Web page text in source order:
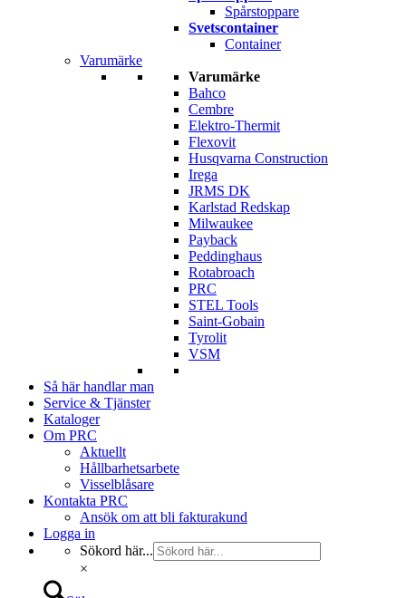
Spårstoppare
Svetscontainer
Container
Varumärke
Varumärke
Bahco
Cembre
Elektro-Thermit
Flexovit
Husqvarna Construction
Irega
JRMS DK
Karlstad Redskap
Milwaukee
Payback
Peddinghaus
Rotabroach
PRC
STEL Tools
Saint-Gobain
Tyrolit
VSM
Så här handlar man
Service & Tjänster
Kataloger
Om PRC
Aktuellt
Hållbarhetsarbete
Visselblåsare
Kontakta PRC
Ansök om att bli fakturakund
Logga in
Sökord här...
×